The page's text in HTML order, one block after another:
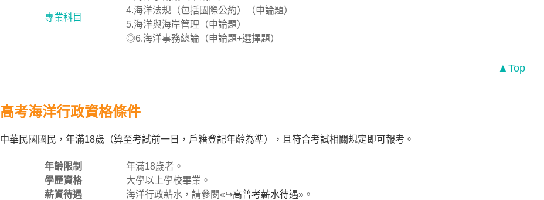
專業科目
4.海洋法規（包括國際公約）（申論題）
5.海洋與海岸管理（申論題）
◎6.海洋事務總論（申論題+選擇題）
▲Top
高考海洋行政資格條件
中華民國國民，年滿18歲（算至考試前一日，戶籍登記年齡為準），且符合考試相關規定即可報考。
年齡限制
年滿18歲者。
學歷資格
大學以上學校畢業。
薪資待遇
海洋行政薪水，請參閱«↪高普考薪水待遇»。